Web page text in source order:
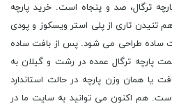
ترگال، صد و پنجاه است. خرید پارچه
تنیدن تاری از پلی استر ویسکوز و پودی
ساده طراحی می شود. پس از بافت ساده
پارچه ترگال عمده در رشت و گیلان به
همان وزن پارچه در حالت استاندارد
هم اکنون می توانید به سایت ما در